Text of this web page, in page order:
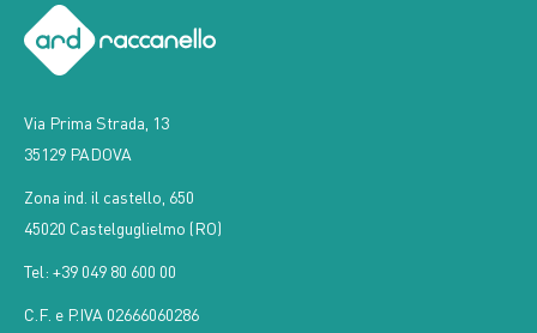
35129 PADOVA
45020 Castelguglielmo (RO)
Cod. Univoco S.D.I. A4707H7